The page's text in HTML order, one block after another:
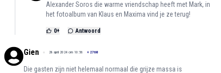
Alexander Soros die warme vriendschap heeft met Mark, in
het fotoalbum van Klaus en Maxima vind je ze terug!
0+ Antwoord
Gien 28 april 2024 om 10:56 + 2768
Die gasten zijn niet helemaal normaal die grijze massa is